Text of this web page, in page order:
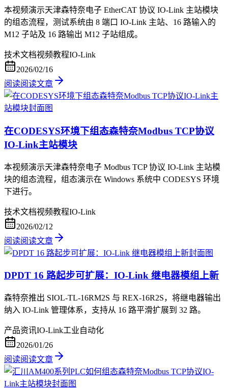
本视频演示天津森特奈电子 EtherCAT 协议 IO-Link 主站模块
的组态流程，测试系统由 8 端口 IO-Link 主站、16 路输入的
M12 子站及 16 路输出 M12 子站组成。
技术文档视频教程IO-Link
2026/02/16
阅读阅读文章
在CODESYS环境下组态森特奈Modbus TCP协议
IO-Link主站模块
本视频演示天津森特奈电子 Modbus TCP 协议 IO-Link 主站模
块的组态流程，组态演示在 Windows 系统中 CODESYS 环境
下进行。
技术文档视频教程IO-Link
2026/02/12
阅读阅读文章
DPDT 16 路起步可扩展：IO-Link 继电器模组上新
森特奈推出 SIOL-TL-16RM2S 与 REX-16R2S，将继电器输出
纳入 IO-Link 管理体系，支持从 16 路平滑扩展到 32 路。
产品资讯IO-Link工业自动化
2026/01/26
阅读阅读文章